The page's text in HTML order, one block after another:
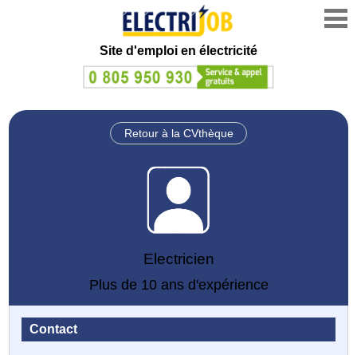
Site d'emploi en électricité
Retour à la CVthèque
Electricien
Plus de 10 ans d'expérience
Contact